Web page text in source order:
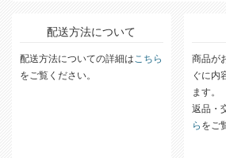
配送方法について
配送方法についての詳細はこちら
をご覧ください。
商品が
ぐに内
ます。
返品・
ら をご